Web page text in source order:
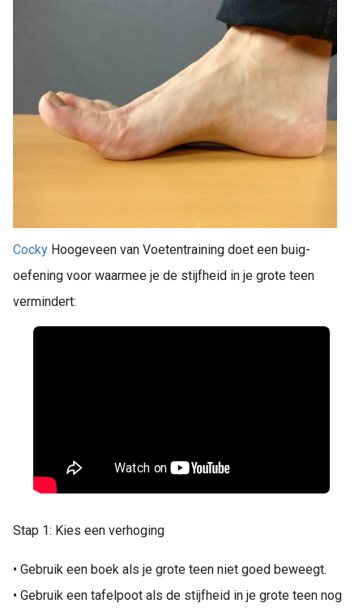
Cocky Hoogeveen van Voetentraining doet een buig-
oefening voor waarmee je de stijfheid in je grote teen
vermindert:
Stap 1: Kies een verhoging
• Gebruik een boek als je grote teen niet goed beweegt.
• Gebruik een tafelpoot als de stijfheid in je grote teen nog